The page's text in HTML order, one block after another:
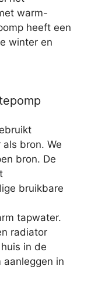
warm-
heeft een
winter en
bron. We
bron. De
bruikbare
tapwater.
radiator
in de
aanleggen in